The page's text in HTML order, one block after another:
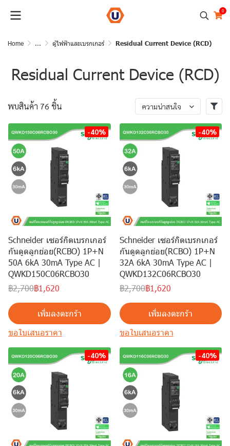
0
Home ... ตู้ไฟฟ้าและเบรกเกอร์ Residual Current Device (RCD)
Residual Current Device (RCD)
พบสินค้า 76 ชิ้น ความน่าสนใจ
-40%
Schneider เซอร์กิตเบรกเกอร์
กันดูดลูกย่อย(RCBO) 1P+N
50A 6kA 30mA Type AC |
QWKD150C06RCBO30
฿2,700฿1,620
เพิ่มลงตะกร้า
ขอใบเสนอราคา
-40%
Schneider เซอร์กิตเบรกเกอร์
กันดูดลูกย่อย(RCBO) 1P+N
32A 6kA 30mA Type AC |
QWKD132C06RCBO30
฿2,700฿1,620
เพิ่มลงตะกร้า
ขอใบเสนอราคา
-40% -40%